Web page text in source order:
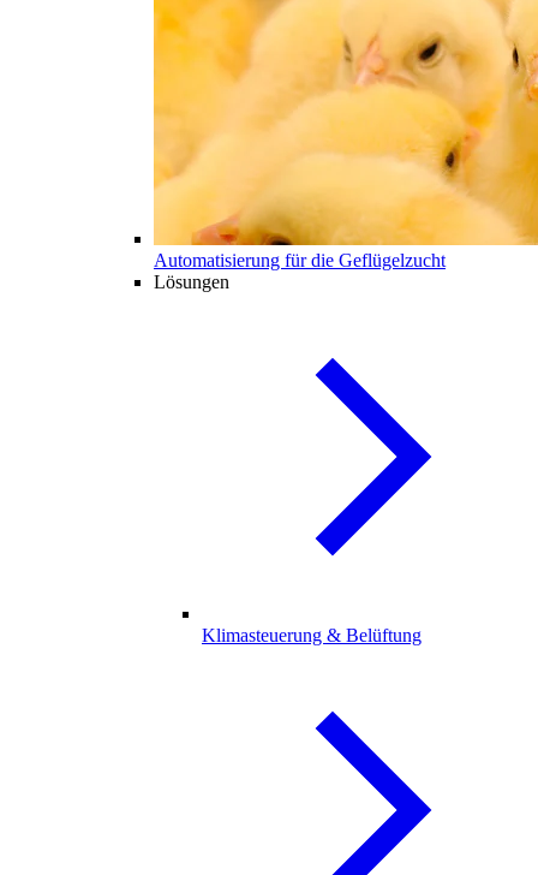
Automatisierung für die Geflügelzucht
Lösungen
Klimasteuerung & Belüftung